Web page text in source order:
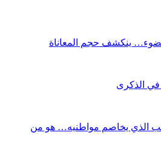
ينكشف حجم المعاناة
الذكرى
الذي يخاصم مواطنيه… هو من